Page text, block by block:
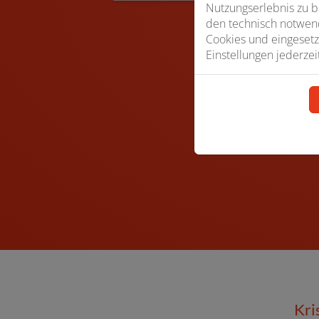
Nutzungserlebnis zu
den technisch
Cookies und
Einstellungen